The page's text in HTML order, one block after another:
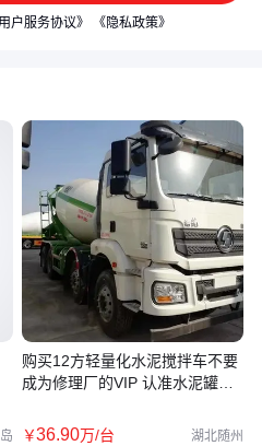
户服务协议》 《隐私政策》
购买12方轻量化水泥搅拌车不要
成为修理厂的VIP 认准水泥罐厂
￥36.90万/台 湖北随州